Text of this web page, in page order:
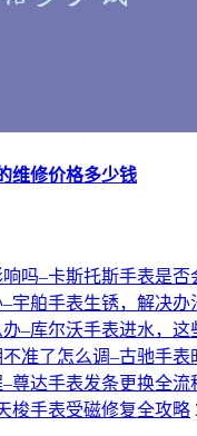
维修价格多少钱
吗–卡斯托斯手表是否
宇舶手表生锈，解决办
–库尔沃手表进水，这
准了怎么调–古驰手表
尊达手表发条更换全流
梭手表受磁修复全攻略